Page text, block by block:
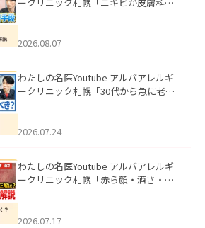
ました。
2026.08.07
わたしの名医Youtube アルバアレルギ
ークリニック札幌「30代から急に老け
た。
2026.07.24
わたしの名医Youtube アルバアレルギ
ークリニック札幌「赤ら顔・酒さ・ニ
した。
2026.07.17